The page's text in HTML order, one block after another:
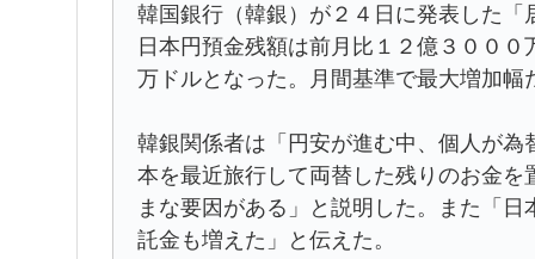
韓国銀行（韓銀）が２４日に発表した
日本円預金残額は前月比１２億３００
万ドルとなった。月間基準で最大増加幅
韓銀関係者は「円安が進む中、個人が
本を最近旅行して両替した残りのお金
まな要因がある」と説明した。また「
託金も増えた」と伝えた。